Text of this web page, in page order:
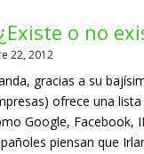
o no
22, 2012
gracias a su
ofrece una
Google, Facebook,
piensan que